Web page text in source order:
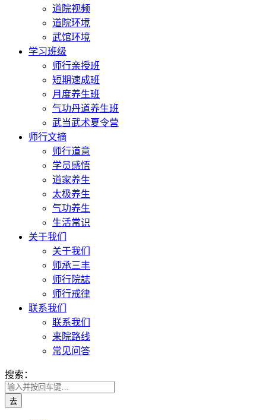
道院视频
道院环境
武馆环境
学习班级
师行亲授班
短期速成班
月度养生班
气功丹道养生班
武当武术夏令营
师行文摘
师行道意
学员感悟
道家养生
太极养生
气功养生
生活常识
关于我们
关于我们
师承三丰
师行院誌
师行戒律
联系我们
联系我们
来院路线
常见问答
搜索：